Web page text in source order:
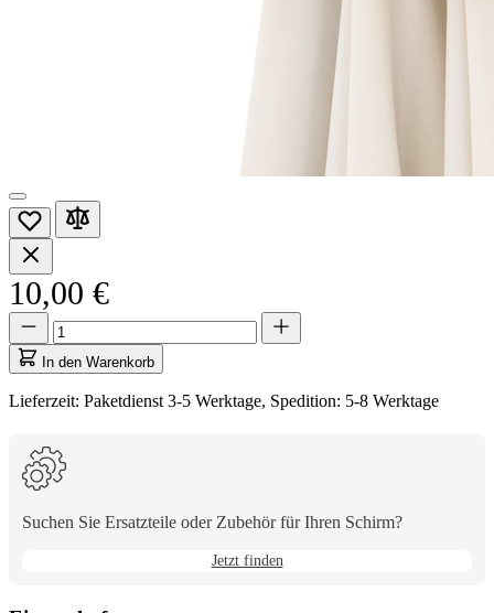
10,00 €
Menge
aktualisiert
auf
1
Menge
In den Warenkorb
Lieferzeit: Paketdienst 3-5 Werktage, Spedition: 5-8 Werktage
Suchen Sie Ersatzteile oder Zubehör für Ihren Schirm?
Jetzt finden